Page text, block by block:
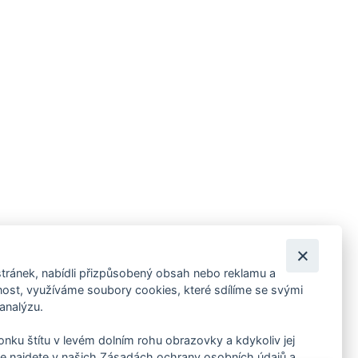
pozvánky na kulturní a sportovní akce?
nabídli přizpůsobený obsah nebo reklamu a
využíváme soubory cookies, které sdílíme se svými
štítu v levém dolním rohu obrazovky a kdykoliv jej